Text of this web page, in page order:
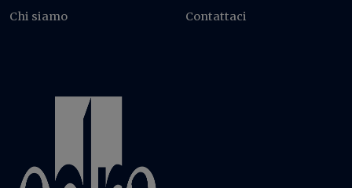
Chi siamo Contattaci